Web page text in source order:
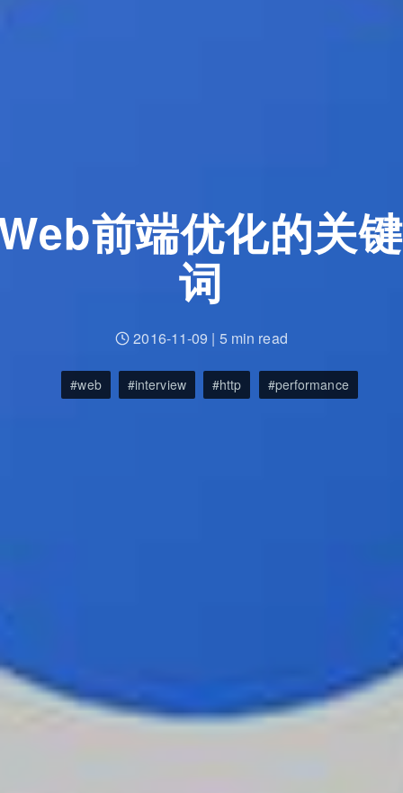
前端优化的关键
词
2016-11-09 | 5 min read
web interview http performance